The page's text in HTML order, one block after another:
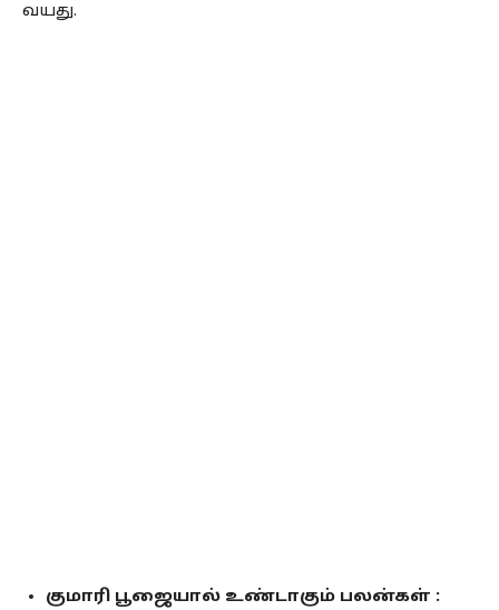
வயது.
குமாரி பூஜையால் உண்டாகும் பலன்கள் :